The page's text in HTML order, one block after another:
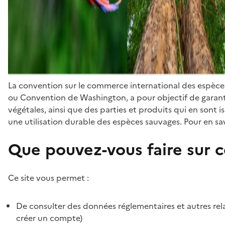
La convention sur le commerce international des
ou Convention de Washington, a pour objectif de
végétales, ainsi que des parties et produits qui en sont
une utilisation durable des espèces sauvages. Pour en
Que pouvez-vous faire sur
Ce site vous permet :
De consulter des données réglementaires et autres
créer un compte)